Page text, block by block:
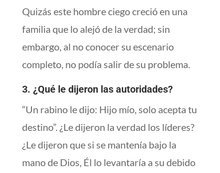
Quizás este hombre ciego creció en una
familia que lo alejó de la verdad; sin
embargo, al no conocer su escenario
completo, no podía salir de su problema.
3. ¿Qué le dijeron las autoridades?
“Un rabino le dijo: Hijo mío, solo acepta tu
destino”. ¿Le dijeron la verdad los líderes?
¿Le dijeron que si se mantenía bajo la
mano de Dios, Él lo levantaría a su debido